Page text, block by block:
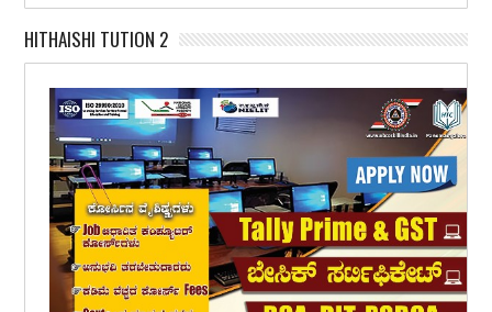
HITHAISHI TUTION 2